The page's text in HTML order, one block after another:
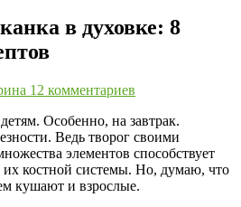
в духовке: 8
12 комментариев
Особенно, на завтрак.
Ведь творог своими
элементов способствует
их костной системы. Но, думаю, что
кушают и взрослые.